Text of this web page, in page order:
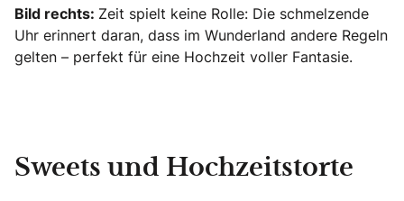
Bild rechts: Zeit spielt keine Rolle: Die schmelzende
Uhr erinnert daran, dass im Wunderland andere Regeln
gelten – perfekt für eine Hochzeit voller Fantasie.
Sweets und Hochzeitstorte